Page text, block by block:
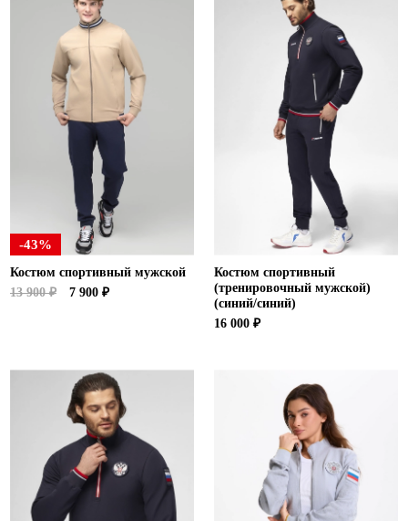
Ханты-Мансийский автономный округ (3)
Челябинская область (2)
Ямало-Ненецкий автономный округ (1)
Ярославская область (1)
-43%
Костюм спортивный мужской
13 900 ₽
7 900 ₽
Костюм спортивный
(тренировочный мужской)
(синий/синий)
16 000 ₽